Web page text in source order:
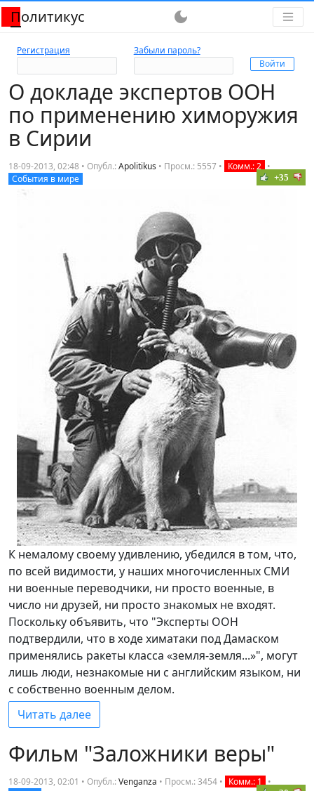
Политикус dark_mode
Регистрация Забыли пароль?
О докладе экспертов ООН
по применению химоружия
в Сирии
18-09-2013, 02:48 • Опубл.:Apolitikus • Просм.: 5557 • Комм.: 2 •
События в мире
+35
К немалому своему удивлению, убедился в том, что,
по всей видимости, у наших многочисленных СМИ
ни военные переводчики, ни просто военные, в
число ни друзей, ни просто знакомых не входят.
Поскольку объявить, что "Эксперты ООН
подтвердили, что в ходе химатаки под Дамаском
применялись ракеты класса «земля-земля...»", могут
лишь люди, незнакомые ни с английским языком, ни
с собственно военным делом.
Читать далее
Фильм "Заложники веры"
18-09-2013, 02:01 • Опубл.:Venganza • Просм.: 3454 • Комм.: 1
•